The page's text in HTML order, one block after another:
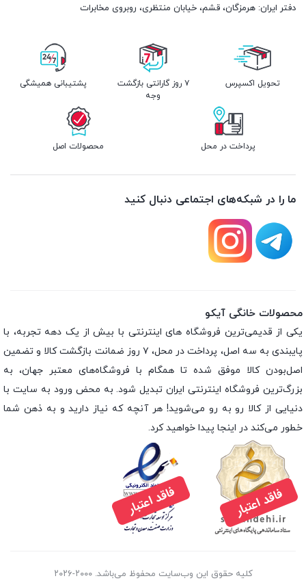
دفتر ایران: هرمزگان، قشم، خیابان منتظری، روبروی مخابرات
تحویل اکسپرس
۷ روز گارانتی بازگشت
وجه
پشتیبانی همیشگی
پرداخت در محل محصولات اصل
ما را در شبکه‌های اجتماعی دنبال کنید
محصولات خانگی آیکو
یکی از قدیمی‌ترین فروشگاه های اینترنتی با بیش از یک دهه تجربه، با
پایبندی به سه اصل، پرداخت در محل، ۷ روز ضمانت بازگشت کالا و تضمین
اصل‌بودن کالا موفق شده تا همگام با فروشگاه‌های معتبر جهان، به
بزرگ‌ترین فروشگاه اینترنتی ایران تبدیل شود. به محض ورود به سایت با
دنیایی از کالا رو به رو می‌شوید! هر آنچه که نیاز دارید و به ذهن شما
خطور می‌کند در اینجا پیدا خواهید کرد.
کلیه حقوق این وب‌سایت محفوظ می‌باشد. ۲۰۰۰-۲۰۲۶